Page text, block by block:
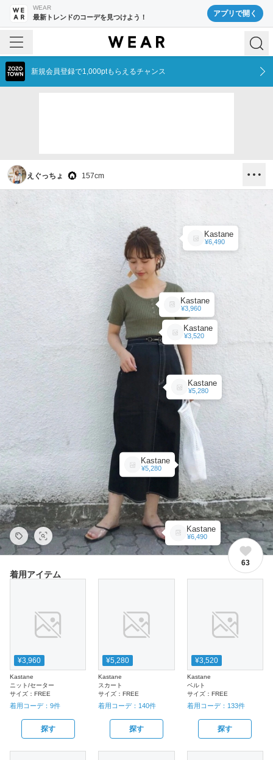
WEAR
最新トレンドのコーデを見つけよう！ アプリで開く
新規会員登録で1,000ptもらえるチャンス
えぐっちょ 157cm
Kastane
¥3,960
Kastane
¥5,280
Kastane
¥3,520
Kastane
¥6,490
Kastane
¥5,280
Kastane
¥6,490
63
着用アイテム
¥3,960
Kastane
ニット/セーター
サイズ： FREE
着用コーデ： 9件
探す
¥5,280
Kastane
スカート
サイズ：FREE
着用コーデ： 140件
探す
¥3,520
Kastane
ベルト
サイズ： FREE
着用コーデ： 133件
探す